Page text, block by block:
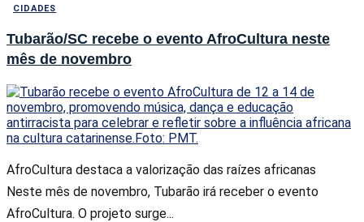
CIDADES
Tubarão/SC recebe o evento AfroCultura neste
mês de novembro
AfroCultura destaca a valorização das raízes africanas
Neste mês de novembro, Tubarão irá receber o evento
AfroCultura. O projeto surge...